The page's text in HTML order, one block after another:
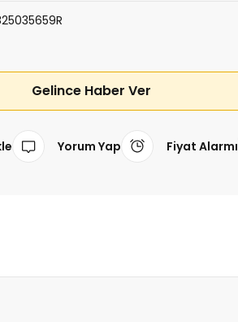
Gelince Haber Ver
Yorum Yap Fiyat Alarmı